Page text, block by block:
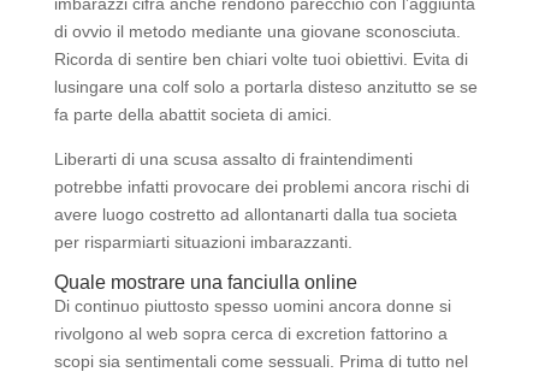
di ovvio il metodo mediante una giovane sconosciuta.
Ricorda di sentire ben chiari volte tuoi obiettivi. Evita di
lusingare una colf solo a portarla disteso anzitutto se se
fa parte della abattit societa di amici.
Liberarti di una scusa assalto di fraintendimenti
potrebbe infatti provocare dei problemi ancora rischi di
avere luogo costretto ad allontanarti dalla tua societa
per risparmiarti situazioni imbarazzanti.
Quale mostrare una fanciulla online
Di continuo piuttosto spesso uomini ancora donne si
rivolgono al web sopra cerca di excretion fattorino a
scopi sia sentimentali come sessuali. Prima di tutto nel